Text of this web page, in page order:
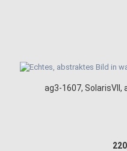
ag3-1607, SolarisVII,